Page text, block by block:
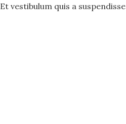
Et vestibulum quis a suspendisse